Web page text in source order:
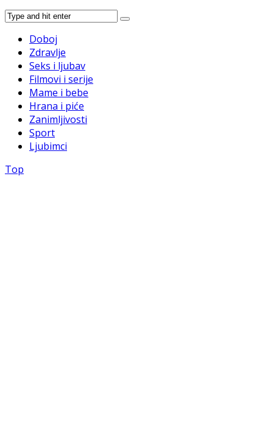
Doboj
Zdravlje
Seks i ljubav
Filmovi i serije
Mame i bebe
Hrana i piće
Zanimljivosti
Sport
Ljubimci
Top